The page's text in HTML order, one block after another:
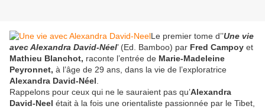
Le premier tome d’’Une vie
avec Alexandra David-Néel’ (Ed. Bamboo) par Fred Campoy et
Mathieu Blanchot, raconte l’entrée de Marie-Madeleine
Peyronnet, à l’âge de 29 ans, dans la vie de l’exploratrice
Alexandra David-Néel
Rappelons pour ceux qui ne le sauraient pas qu’Alexandra
David-Neel était à la fois une orientaliste passionnée par le Tibet,